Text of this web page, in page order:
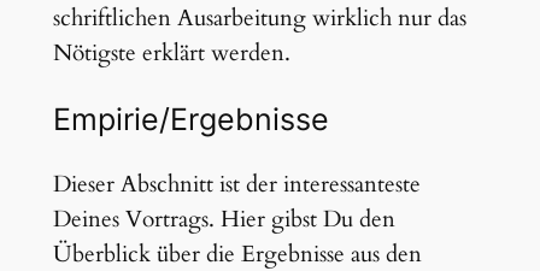
schriftlichen Ausarbeitung wirklich nur das
Nötigste erklärt werden.
Empirie/Ergebnisse
Dieser Abschnitt ist der interessanteste
Deines Vortrags. Hier gibst Du den
Überblick über die Ergebnisse aus den